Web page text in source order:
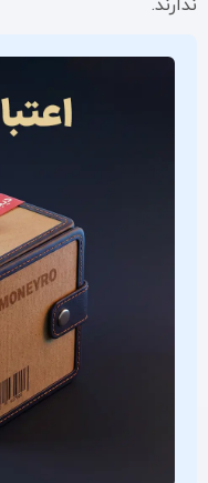
ندارند.